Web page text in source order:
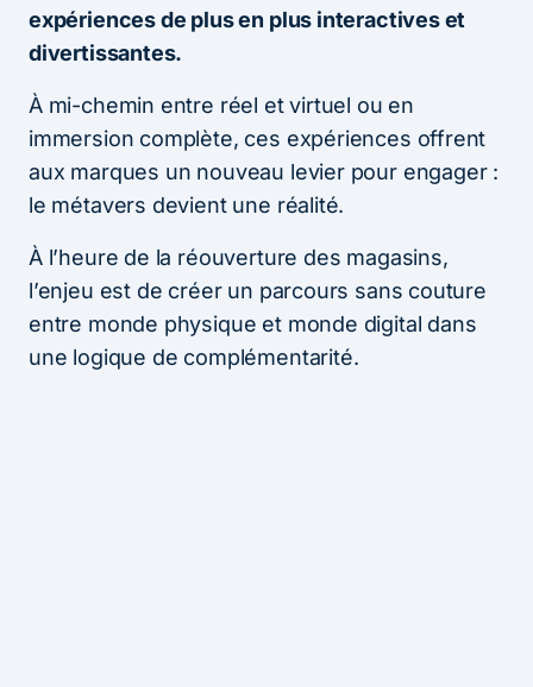
expériences de plus en plus interactives et
divertissantes.
À mi-chemin entre réel et virtuel ou en
immersion complète, ces expériences offrent
aux marques un nouveau levier pour engager :
le métavers devient une réalité.
À l’heure de la réouverture des magasins,
l’enjeu est de créer un parcours sans couture
entre monde physique et monde digital dans
une logique de complémentarité.